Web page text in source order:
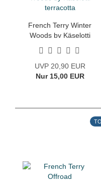
French Terry Winter
Woods by Käselotti
UVP 20,90 EUR
Nur 15,00 EUR